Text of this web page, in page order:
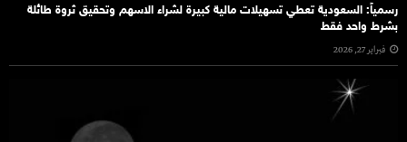
رسمياً: السعودية تعطي تسهيلات مالية كبيرة لشراء الاسهم وتحقيق ثروة طائلة
بشرط واحد فقط
فبراير 27, 2026